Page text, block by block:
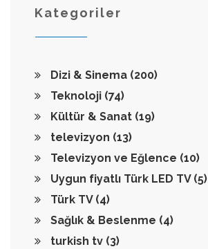
Kategoriler
Dizi & Sinema (200)
Teknoloji (74)
Kültür & Sanat (19)
televizyon (13)
Televizyon ve Eğlence (10)
Uygun fiyatlı Türk LED TV (5)
Türk TV (4)
Sağlık & Beslenme (4)
turkish tv (3)